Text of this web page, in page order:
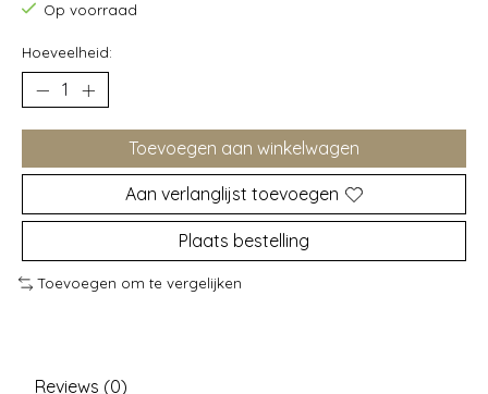
Op voorraad
Hoeveelheid:
Toevoegen aan winkelwagen
Aan verlanglijst toevoegen
Plaats bestelling
Toevoegen om te vergelijken
Reviews (0)